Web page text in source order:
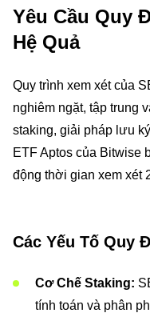
Yêu Cầu Quy
Hệ Quả
Quy trình xem xét của
nghiêm ngặt, tập trung
staking, giải pháp lưu
ETF Aptos của Bitwise
động thời gian xem xét
Các Yếu Tố Quy
Cơ Chế Staking:
tính toán và phân